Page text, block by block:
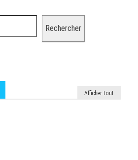
Rechercher
Afficher tout